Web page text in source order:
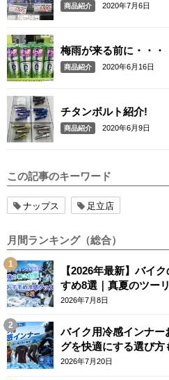
商品紹介 2020年7月6日
梅雨が来る前に・・・
商品紹介 2020年6月16日
チタンボルト紹介!
商品紹介 2020年6月9日
この記事のキーワード
ナップス 足立店
月間ランキング（総合）
【2026年最新】バイ
すめ8選｜真夏のツー
テム
2026年7月8日
バイク用冷感インナー
グを快適にする選び方
2026年7月20日